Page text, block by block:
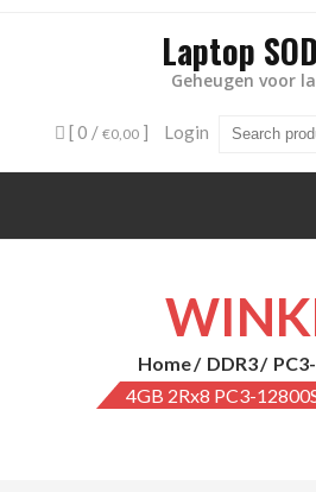
Laptop
Geheugen voor
[ 0 / €0,00 ] Login
Home DDR3
4GB 2Rx8 PC3-